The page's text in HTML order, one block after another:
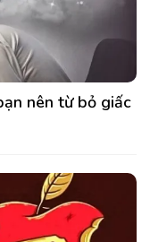
nên từ bỏ giấc